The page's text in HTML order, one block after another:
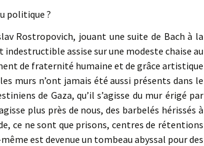
politique ?
Rostropovich, jouant une suite de Bach à la
assise sur une modeste chaise au
de fraternité humaine et de grâce artistique
murs n’ont jamais été aussi présents dans le
de Gaza, qu’il s’agisse du mur érigé par
plus près de nous, des barbelés hérissés à
ce ne sont que prisons, centres de rétentions
est devenue un tombeau abyssal pour des